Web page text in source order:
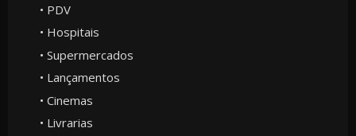
• PDV
• Hospitais
• Supermercados
• Lançamentos
• Cinemas
• Livrarias